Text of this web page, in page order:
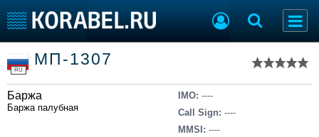
Тип судна
Добавить судно
Добавить проект
Последние 100
Торговая площадка
RU
МП-1307
Баржа
Баржа палубная
IMO: ----
Call Sign: ----
MMSI: ----